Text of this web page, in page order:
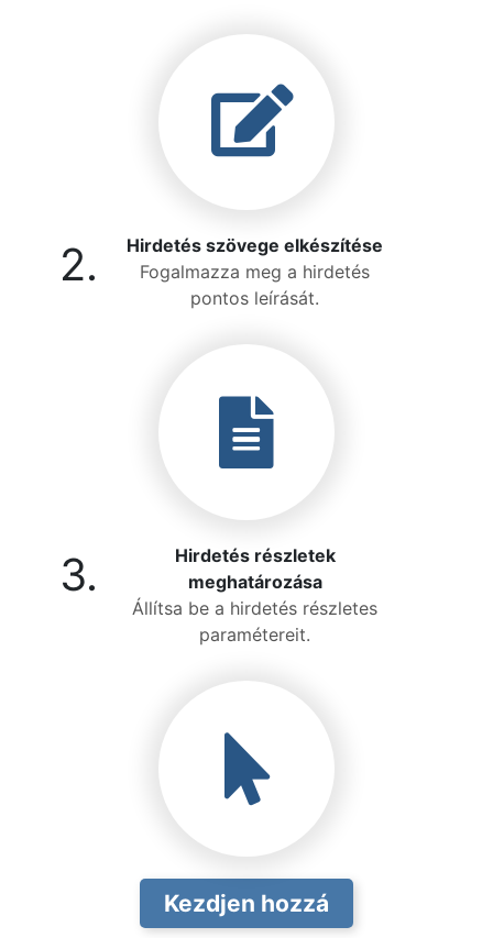
2.
Hirdetés szövege elkészítése
Fogalmazza meg a hirdetés
pontos leírását.
3.
Hirdetés részletek
meghatározása
Állítsa be a hirdetés részletes
paramétereit.
Kezdjen hozzá